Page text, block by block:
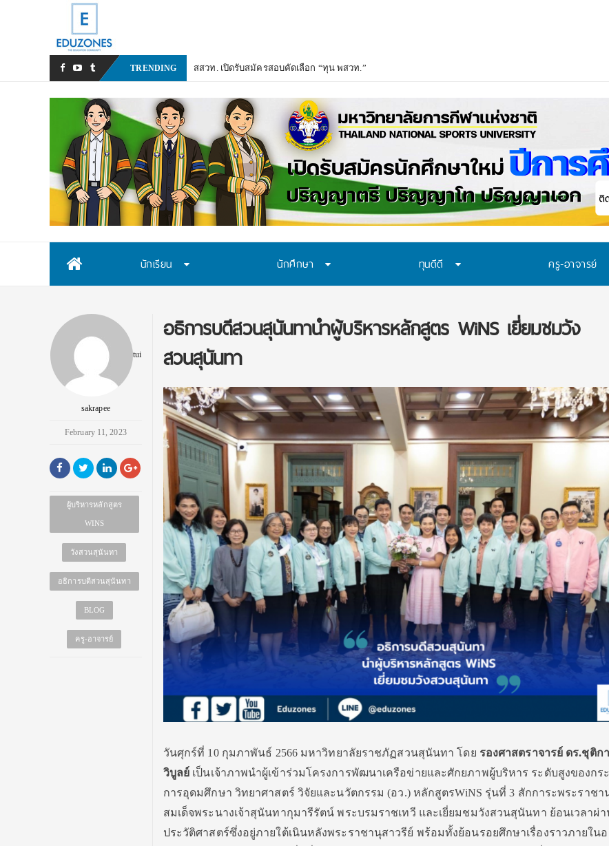
TRENDING
สสวท. เปิดรับสมัครสอบคัดเลือก “ทุน พสวท.” และ “โครงการห้องเรียน พสวท.” ปีการศึกษา 2569 ชวน ม
นักเรียน นักศึกษา ทุนดีดี ครู-อาจารย์
tui
sakrapee
February 11, 2023
ผู้บริหารหลักสูตร
WINS
วังสวนสุนันทา
อธิการบดีสวนสุนันทา
BLOG
ครู-อาจารย์
อธิการบดีสวนสุนันทานำผู้บริหารหลักสูตร WiNS เยี่ยมชมวัง
สวนสุนันทา
วันศุกร์ที่ 10 กุมภาพันธ์ 2566 มหาวิทยาลัยราชภัฏสวนสุนันทา โดย รองศาสตราจารย์ ดร.ชุติก
วิบูลย์ เป็นเจ้าภาพนำผู้เข้าร่วมโครงการพัฒนาเครือข่ายและศักยภาพผู้บริหาร ระดับสูงของกร
การอุดมศึกษา วิทยาศาสตร์ วิจัยและนวัตกรรม (อว.) หลักสูตรWiNS รุ่นที่ 3 สักการะพระราชา
สมเด็จพระนางเจ้าสุนันทากุมารีรัตน์ พระบรมราชเทวี และเยี่ยมชมวังสวนสุนันทา ย้อนเวลาผ่
ประวัติศาสตร์ซึ่งอยู่ภายใต้เนินหลังพระราชานุสาวรีย์ พร้อมทั้งย้อนรอยศึกษาเรื่องราวภายใน